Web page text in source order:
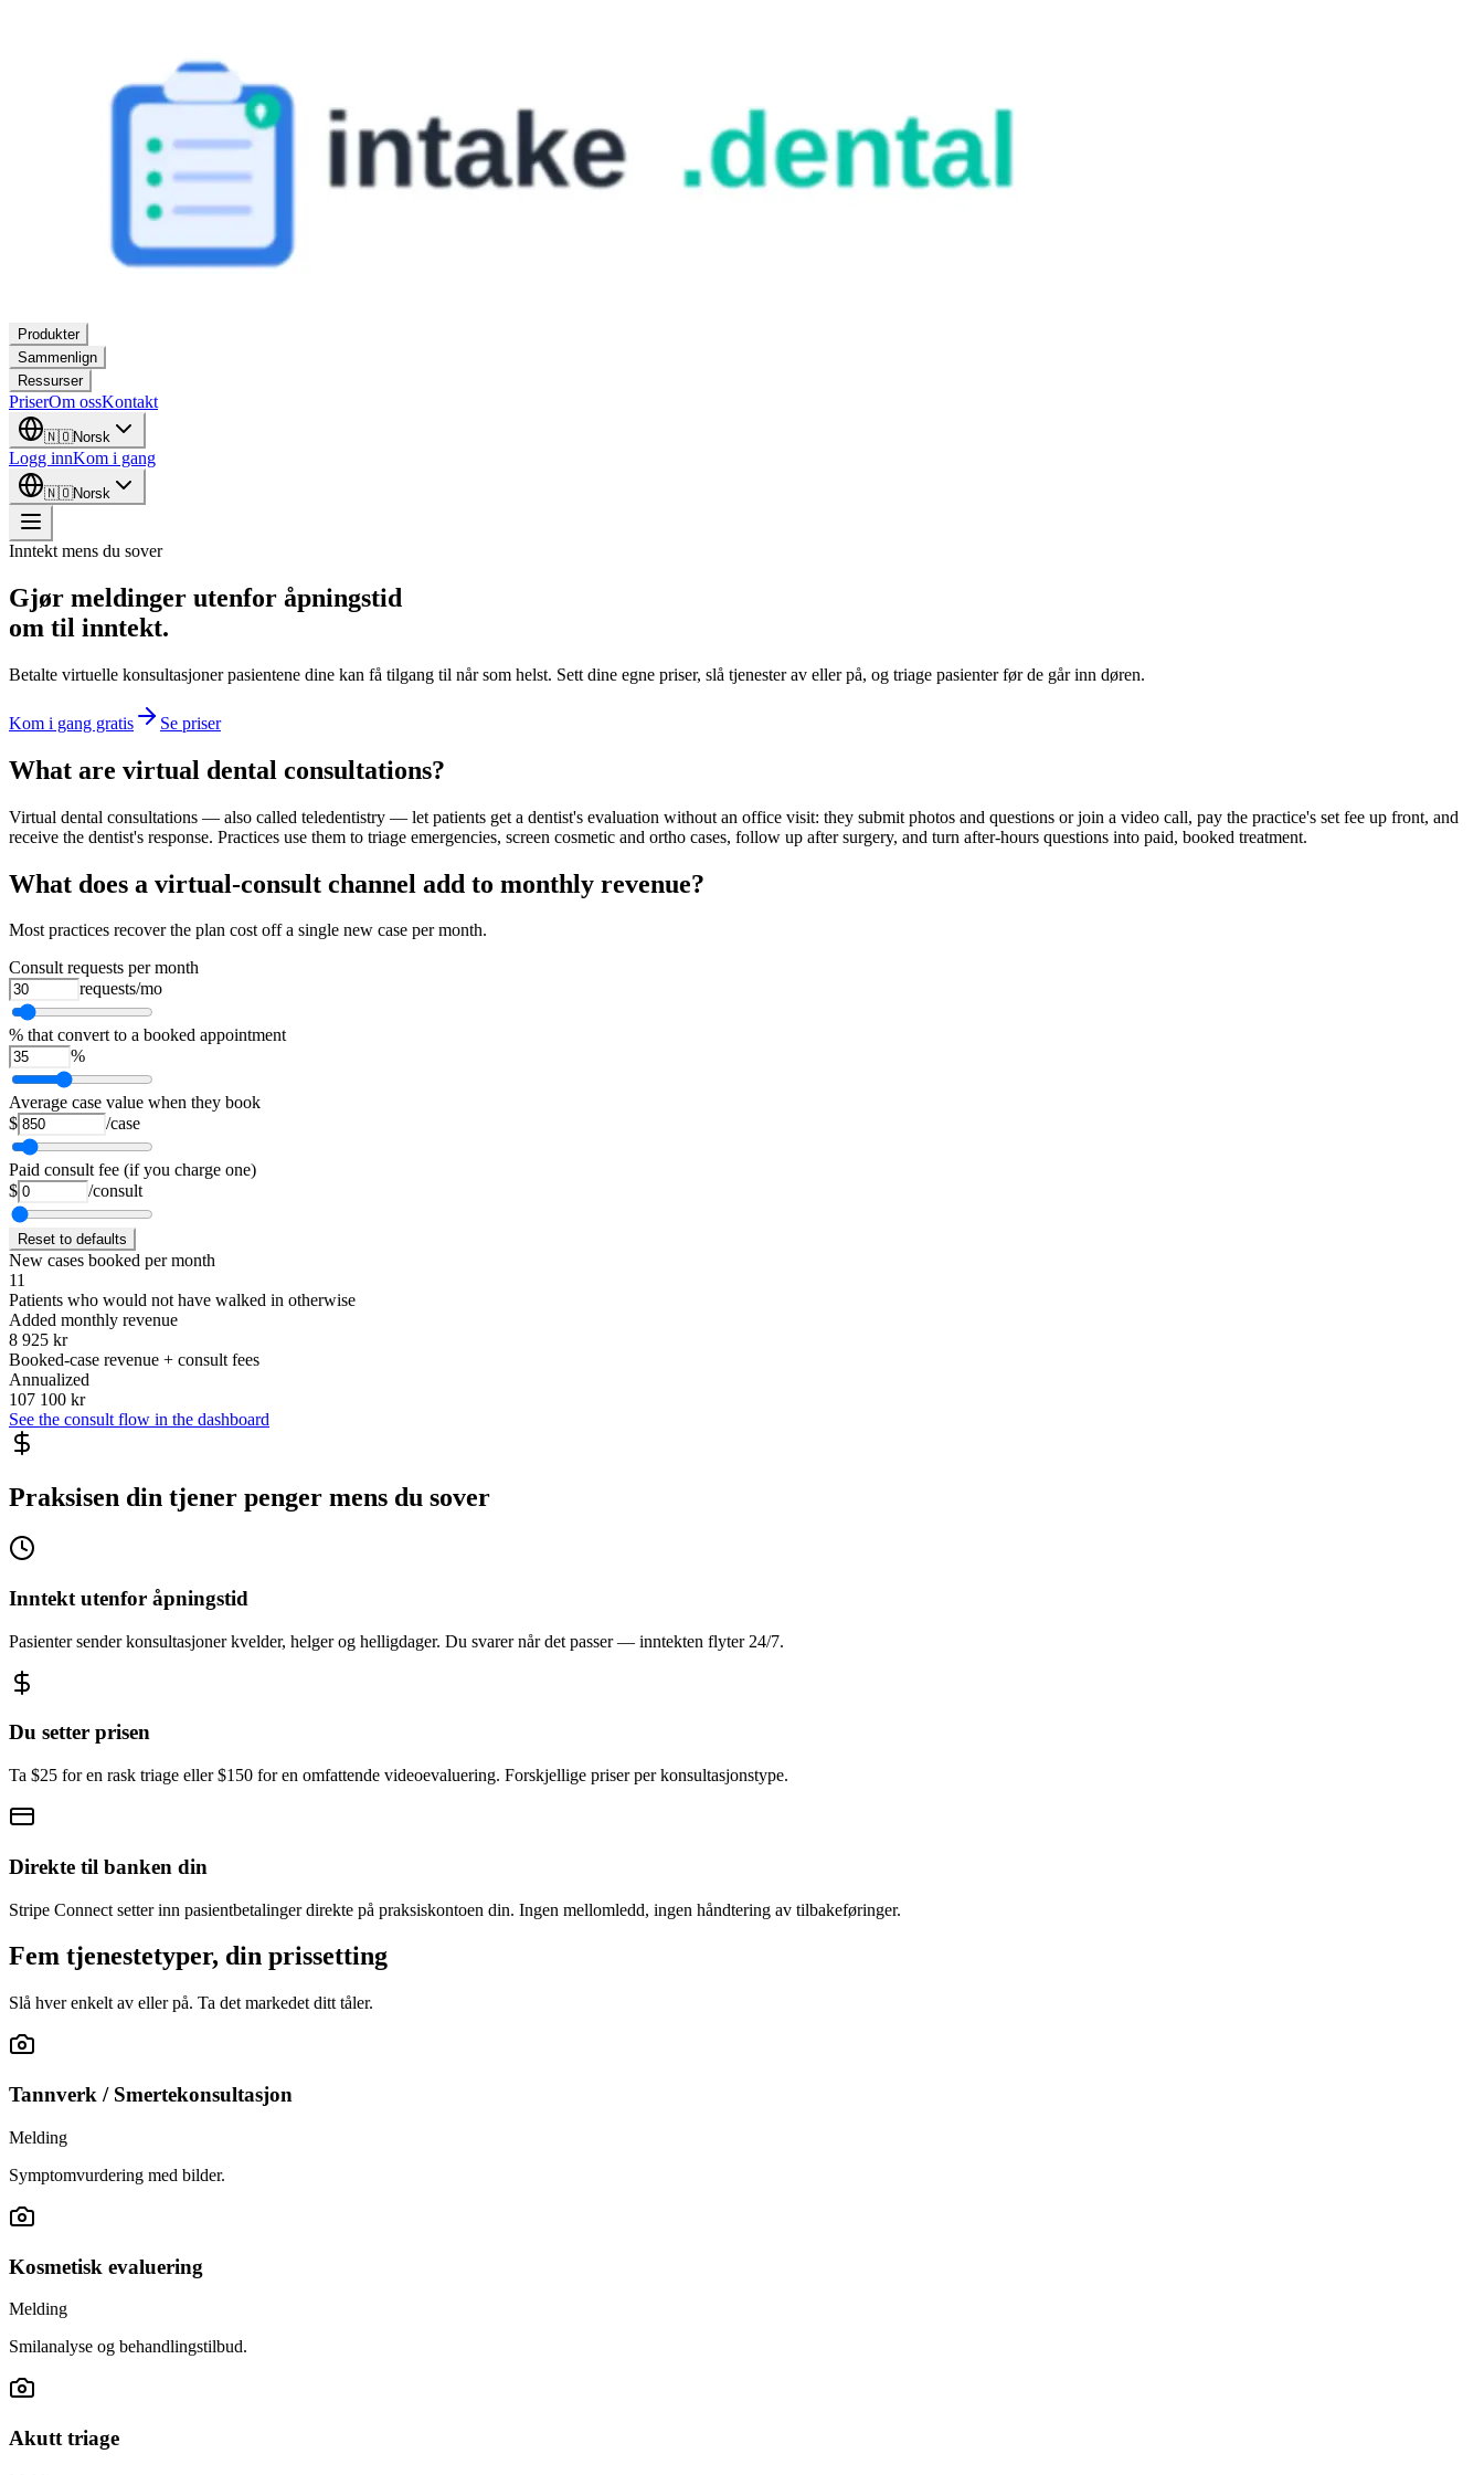
Produkter
Sammenlign
Ressurser
PriserOm ossKontakt
🇳🇴Norsk
Logg innKom i gang
🇳🇴Norsk
Inntekt mens du sover
Gjør meldinger utenfor åpningstid
om til inntekt.
Betalte virtuelle konsultasjoner pasientene dine kan få tilgang til når som helst. Sett dine egne priser, slå tjenester av eller på, og triage pasienter før de går inn døren.
Kom i gang gratis Se priser
What are virtual dental consultations?
Virtual dental consultations — also called teledentistry — let patients get a dentist's evaluation without an office visit: they submit photos and questions or join a video call, pay the practice's set fee up front, and
receive the dentist's response. Practices use them to triage emergencies, screen cosmetic and ortho cases, follow up after surgery, and turn after-hours questions into paid, booked treatment.
What does a virtual-consult channel add to monthly revenue?
Most practices recover the plan cost off a single new case per month.
Consult requests per month
requests/mo
% that convert to a booked appointment
%
Average case value when they book
$
/case
Paid consult fee (if you charge one)
$
/consult
Reset to defaults
New cases booked per month
11
Patients who would not have walked in otherwise
Added monthly revenue
8 925 kr
Booked-case revenue + consult fees
Annualized
107 100 kr
See the consult flow in the dashboard
Praksisen din tjener penger mens du sover
Inntekt utenfor åpningstid
Pasienter sender konsultasjoner kvelder, helger og helligdager. Du svarer når det passer — inntekten flyter 24/7.
Du setter prisen
Ta $25 for en rask triage eller $150 for en omfattende videoevaluering. Forskjellige priser per konsultasjonstype.
Direkte til banken din
Stripe Connect setter inn pasientbetalinger direkte på praksiskontoen din. Ingen mellomledd, ingen håndtering av tilbakeføringer.
Fem tjenestetyper, din prissetting
Slå hver enkelt av eller på. Ta det markedet ditt tåler.
Tannverk / Smertekonsultasjon
Melding
Symptomvurdering med bilder.
Kosmetisk evaluering
Melding
Smilanalyse og behandlingstilbud.
Akutt triage